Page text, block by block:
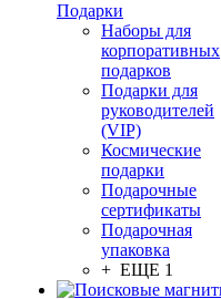
Подарки
Наборы для
корпоративных
подарков
Подарки для
руководителей
(VIP)
Космические
подарки
Подарочные
сертификаты
Подарочная
упаковка
+ ЕЩЕ 1